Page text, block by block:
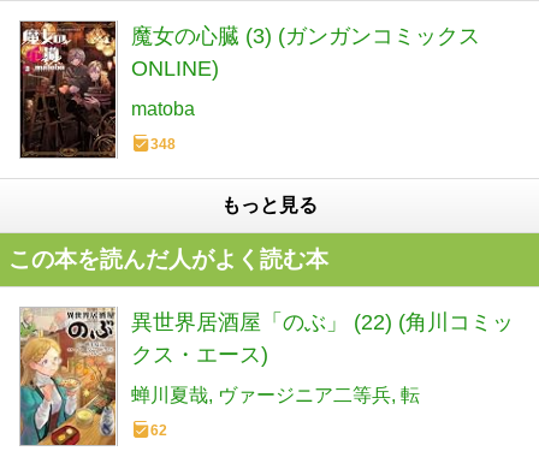
魔女の心臓 (3) (ガンガンコミックス
ONLINE)
matoba
348
もっと見る
この本を読んだ人がよく読む本
異世界居酒屋「のぶ」 (22) (角川コミッ
クス・エース)
蝉川夏哉 ヴァージニア二等兵 転
62